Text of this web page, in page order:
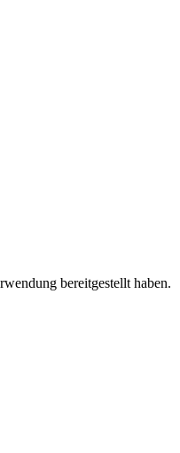
bereitgestellt haben.